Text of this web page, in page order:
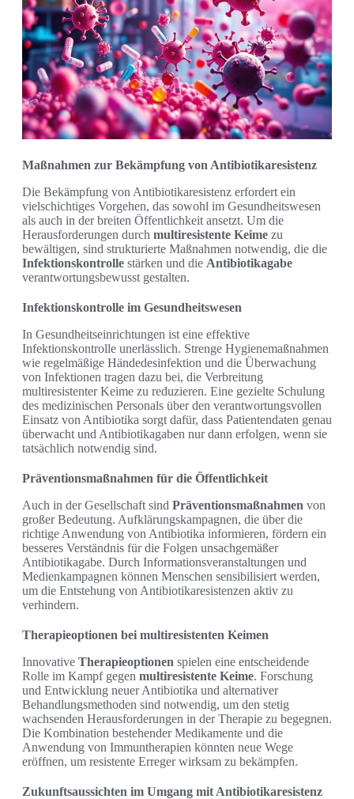
Maßnahmen zur Bekämpfung von Antibiotikaresistenz
Die Bekämpfung von Antibiotikaresistenz erfordert ein
vielschichtiges Vorgehen, das sowohl im Gesundheitswesen
als auch in der breiten Öffentlichkeit ansetzt. Um die
Herausforderungen durch multiresistente Keime zu
bewältigen, sind strukturierte Maßnahmen notwendig, die die
Infektionskontrolle stärken und die Antibiotikagabe
verantwortungsbewusst gestalten.
Infektionskontrolle im Gesundheitswesen
In Gesundheitseinrichtungen ist eine effektive
Infektionskontrolle unerlässlich. Strenge Hygienemaßnahmen
wie regelmäßige Händedesinfektion und die Überwachung
von Infektionen tragen dazu bei, die Verbreitung
multiresistenter Keime zu reduzieren. Eine gezielte Schulung
des medizinischen Personals über den verantwortungsvollen
Einsatz von Antibiotika sorgt dafür, dass Patientendaten genau
überwacht und Antibiotikagaben nur dann erfolgen, wenn sie
tatsächlich notwendig sind.
Präventionsmaßnahmen für die Öffentlichkeit
Auch in der Gesellschaft sind Präventionsmaßnahmen von
großer Bedeutung. Aufklärungskampagnen, die über die
richtige Anwendung von Antibiotika informieren, fördern ein
besseres Verständnis für die Folgen unsachgemäßer
Antibiotikagabe. Durch Informationsveranstaltungen und
Medienkampagnen können Menschen sensibilisiert werden,
um die Entstehung von Antibiotikaresistenzen aktiv zu
verhindern.
Therapieoptionen bei multiresistenten Keimen
Innovative Therapieoptionen spielen eine entscheidende
Rolle im Kampf gegen multiresistente Keime. Forschung
und Entwicklung neuer Antibiotika und alternativer
Behandlungsmethoden sind notwendig, um den stetig
wachsenden Herausforderungen in der Therapie zu begegnen.
Die Kombination bestehender Medikamente und die
Anwendung von Immuntherapien könnten neue Wege
eröffnen, um resistente Erreger wirksam zu bekämpfen.
Zukunftsaussichten im Umgang mit Antibiotikaresistenz